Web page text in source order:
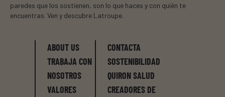
paredes que los sostienen, son lo que haces y con quién te
encuentras. Ven y descubre Latroupe.
ABOUT US
TRABAJA CON
NOSOTROS
VALORES
CONTACTA
SOSTENIBILIDAD
QUIRON SALUD
CREADORES DE